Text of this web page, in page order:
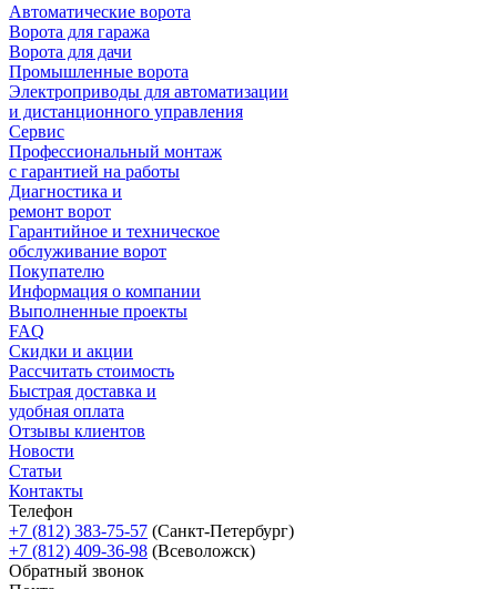
Автоматические ворота
Ворота для гаража
Ворота для дачи
Промышленные ворота
Электроприводы для автоматизации
и дистанционного управления
Сервис
Профессиональный монтаж
с гарантией на работы
Диагностика и
ремонт ворот
Гарантийное и техническое
обслуживание ворот
Покупателю
Информация о компании
Выполненные проекты
FAQ
Скидки и акции
Рассчитать стоимость
Быстрая доставка и
удобная оплата
Отзывы клиентов
Новости
Статьи
Контакты
Телефон
+7 (812) 383-75-57 (Санкт-Петербург)
+7 (812) 409-36-98 (Всеволожск)
Обратный звонок